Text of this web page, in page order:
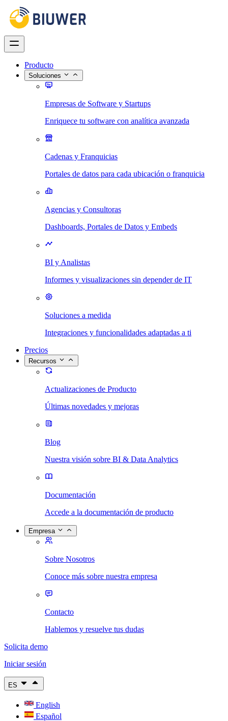
Producto
Soluciones
Empresas de Software y Startups
Enriquece tu software con analítica avanzada
Cadenas y Franquicias
Portales de datos para cada ubicación o franquicia
Agencias y Consultoras
Dashboards, Portales de Datos y Embeds
BI y Analistas
Informes y visualizaciones sin depender de IT
Soluciones a medida
Integraciones y funcionalidades adaptadas a ti
Precios
Recursos
Actualizaciones de Producto
Últimas novedades y mejoras
Blog
Nuestra visión sobre BI & Data Analytics
Documentación
Accede a la documentación de producto
Empresa
Sobre Nosotros
Conoce más sobre nuestra empresa
Contacto
Hablemos y resuelve tus dudas
Solicita demo
Iniciar sesión
ES
English
Español